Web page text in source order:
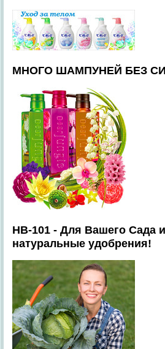
МНОГО ШАМПУНЕЙ БЕЗ
HB-101 - Для Вашего Сада
натуральные удобрения!